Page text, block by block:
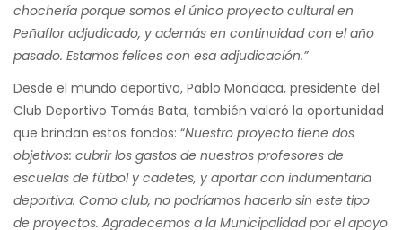
chochería porque somos el único proyecto cultural en
Peñaflor adjudicado, y además en continuidad con el año
pasado. Estamos felices con esa adjudicación.”
Desde el mundo deportivo, Pablo Mondaca, presidente del
Club Deportivo Tomás Bata, también valoró la oportunidad
que brindan estos fondos: “Nuestro proyecto tiene dos
objetivos: cubrir los gastos de nuestros profesores de
escuelas de fútbol y cadetes, y aportar con indumentaria
deportiva. Como club, no podríamos hacerlo sin este tipo
de proyectos. Agradecemos a la Municipalidad por el apoyo